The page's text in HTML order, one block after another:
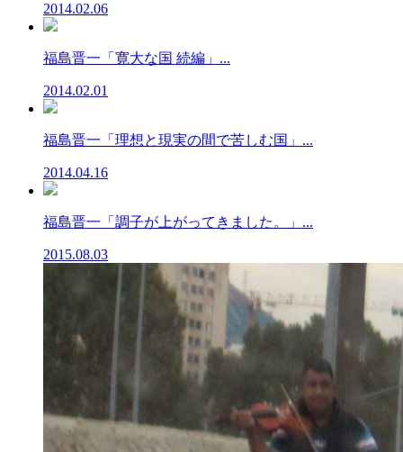
2014.02.06
福島晋一「寛大な国 続編」...
2014.02.01
福島晋一「理想と現実の間で苦しむ国」...
2014.04.16
福島晋一「調子が上がってきました。」...
2015.08.03